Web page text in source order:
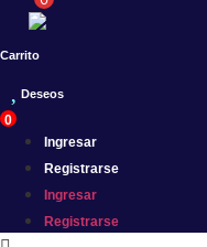
Carrito
Deseos
0
Ingresar
Registrarse
Ingresar
Registrarse